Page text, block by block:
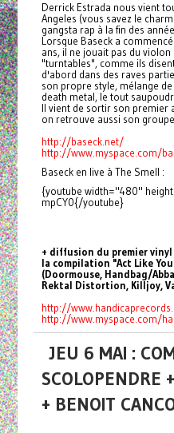
Derrick Estrada nous vient
Angeles (vous savez le
gangsta rap à la fin des
Lorsque Baseck a
ans, il ne jouait pas du
"turntables", comme ils
d'abord dans des raves
son propre style, mélange
death metal, le tout
Il vient de sortir son premier
on retrouve aussi son
http://baseck.net/
http://www.myspace.com/
Baseck en live à The Smell :
{youtube width="480"
mpCY0{/youtube}
+ diffusion du premier vinyl
la compilation "Act Like
(Doormouse, Handbag/
Rektal Distortion, Killjoy,
http://
http://www.myspace.com/
JEU 6 MAI :
SCOLOPENDRE
+ BENOIT